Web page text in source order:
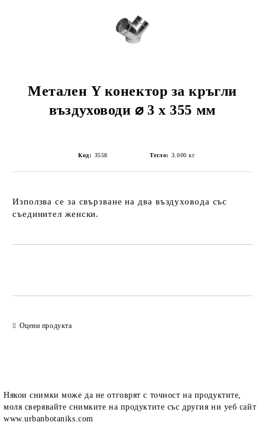
Метален Y конектор за кръгли
въздуховоди ⌀ 3 х 355 мм
Код: 3558 Тегло: 3.000 кг
Използва се за свързване на два въздуховода със
съединител женски.
Оцени продукта
Някои снимки може да не отговрят с точност на продуктите,
моля сверявайте снимките на продуктите със другия ни уеб сайт
www.urbanbotaniks.com